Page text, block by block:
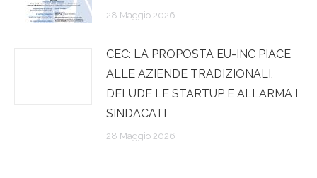
28 Maggio 2026
CEC: LA PROPOSTA EU-INC PIACE
ALLE AZIENDE TRADIZIONALI,
DELUDE LE STARTUP E ALLARMA I
SINDACATI
28 Maggio 2026